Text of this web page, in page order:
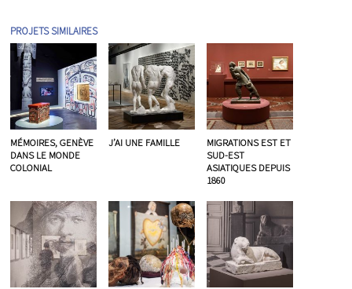
PROJETS SIMILAIRES
MÉMOIRES, GENÈVE
DANS LE MONDE
COLONIAL
J’AI UNE FAMILLE
MIGRATIONS EST ET
SUD-EST
ASIATIQUES DEPUIS
1860